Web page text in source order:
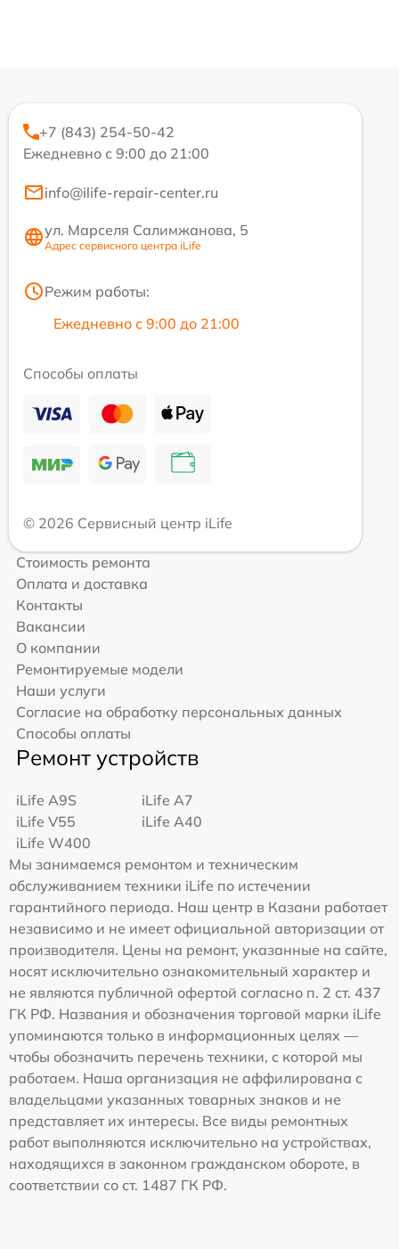
+7 (843) 254-50-42
Ежедневно с 9:00 до 21:00
info@ilife-repair-center.ru
ул. Марселя Салимжанова, 5
Адрес сервисного центра iLife
Режим работы:
Ежедневно с 9:00 до 21:00
Способы оплаты
© 2026 Сервисный центр iLife
Стоимость ремонта
Оплата и доставка
Контакты
Вакансии
О компании
Ремонтируемые модели
Наши услуги
Согласие на обработку персональных данных
Способы оплаты
Ремонт устройств
iLife A9S
iLife A7
iLife V55
iLife A40
iLife W400
Мы занимаемся ремонтом и техническим
обслуживанием техники iLife по истечении
гарантийного периода. Наш центр в Казани работает
независимо и не имеет официальной авторизации от
производителя. Цены на ремонт, указанные на сайте,
носят исключительно ознакомительный характер и
не являются публичной офертой согласно п. 2 ст. 437
ГК РФ. Названия и обозначения торговой марки iLife
упоминаются только в информационных целях —
чтобы обозначить перечень техники, с которой мы
работаем. Наша организация не аффилирована с
владельцами указанных товарных знаков и не
представляет их интересы. Все виды ремонтных
работ выполняются исключительно на устройствах,
находящихся в законном гражданском обороте, в
соответствии со ст. 1487 ГК РФ.